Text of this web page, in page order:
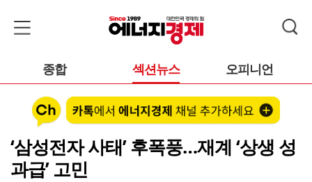
종합 섹션뉴스 오피니언
‘삼성전자 사태’ 후폭풍…재계 ‘상생 성
과급’ 고민